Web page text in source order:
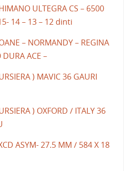
ULTEGRA CS – 6500
14 – 13 – 12 dinti
– NORMANDY – REGINA
ACE –
) MAVIC 36 GAURI
) OXFORD / ITALY 36
ASYM- 27.5 MM / 584 X 18